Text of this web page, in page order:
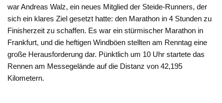
war Andreas Walz, ein neues Mitglied der Steide-Runners, der
sich ein klares Ziel gesetzt hatte: den Marathon in 4 Stunden zu
Finisherzeit zu schaffen. Es war ein stürmischer Marathon in
Frankfurt, und die heftigen Windböen stellten am Renntag eine
große Herausforderung dar. Pünktlich um 10 Uhr startete das
Rennen am Messegelände auf die Distanz von 42,195
Kilometern.